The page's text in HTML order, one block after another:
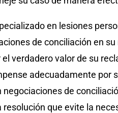
en lesiones
de conciliación en
verdadero valor de su
adecuadamente por
de
que evite la